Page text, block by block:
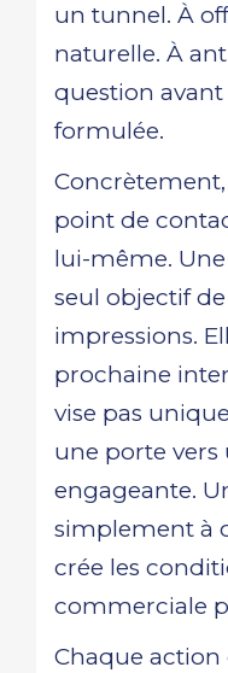
un tunnel. À
naturelle. À
question avant
formulée.
point de
lui-même.
seul objectif
impressions.
prochaine
vise pas
une porte vers
engageante.
simplement à
crée les
commerciale
Chaque